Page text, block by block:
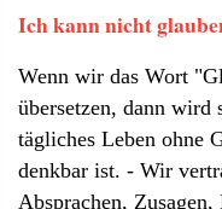
Ich kann nicht
Wenn wir das Wort
übersetzen, dann wird
tägliches Leben ohne
denkbar ist. - Wir
Absprachen,